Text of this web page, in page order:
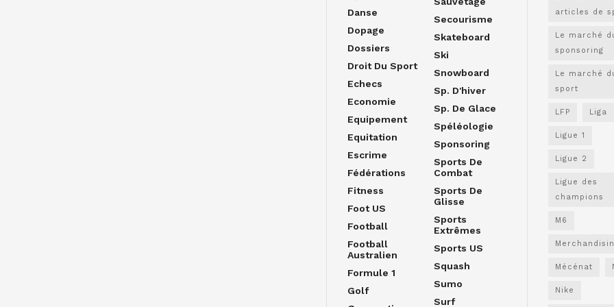
Danse
Dopage
Dossiers
Droit Du Sport
Echecs
Economie
Equipement
Equitation
Escrime
Fédérations
Fitness
Foot US
Football
Football
Australien
Formule 1
Golf
Secourisme
Skateboard
Ski
Snowboard
Sp. D'hiver
Sp. De Glace
Spéléologie
Sponsoring
Sports De
Combat
Sports De
Glisse
Sports
Extrêmes
Sports US
Squash
Sumo
Surf
articles de
Le marché
sponsoring
Le marché
sport
LFP Liga
Ligue 1
Ligue 2
Ligue des
champions
M6
Mécénat
Nike